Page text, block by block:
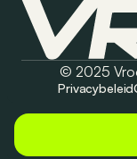
© 2025
Privacybeleid